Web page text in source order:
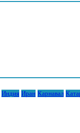
Индия Иран Карнавал